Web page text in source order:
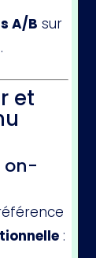
A/B sur
et
on-
: